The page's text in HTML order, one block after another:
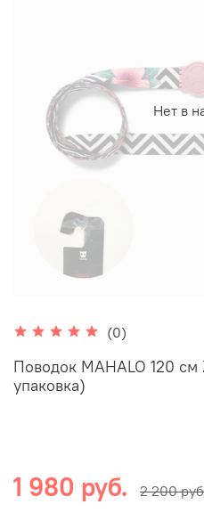
Нет в
(0)
Поводок MAHALO 120
упаковка)
1 980 руб. 2 200